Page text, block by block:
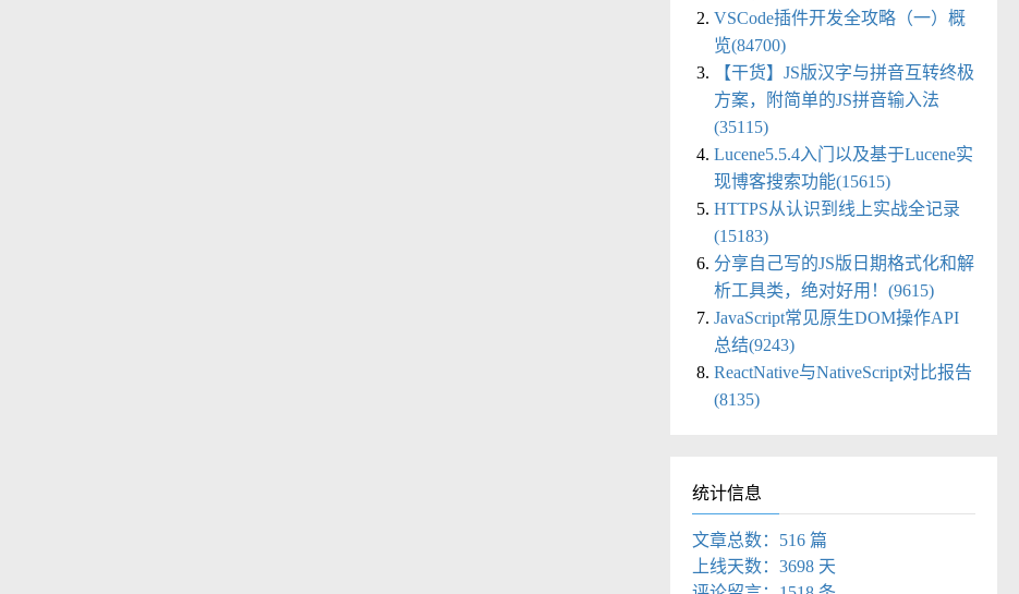
VSCode插件开发全攻略（一）概
览(84700)
【干货】JS版汉字与拼音互转终极
方案，附简单的JS拼音输入法
(35115)
Lucene5.5.4入门以及基于Lucene实
现博客搜索功能(15615)
HTTPS从认识到线上实战全记录
(15183)
分享自己写的JS版日期格式化和解
析工具类，绝对好用！(9615)
JavaScript常见原生DOM操作API
总结(9243)
ReactNative与NativeScript对比报告
(8135)
统计信息
文章总数：516 篇
上线天数：3698 天